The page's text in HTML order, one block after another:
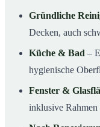
Gründliche
Decken, auch
Küche & Bad –
hygienische
Fenster &
inklusive Rahmen